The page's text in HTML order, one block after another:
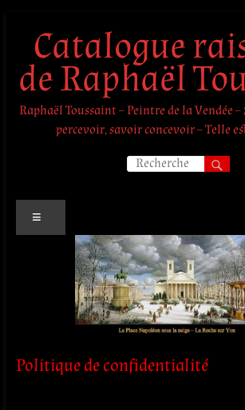
contenuCatalogue
de Raphaël
Raphaël Toussaint – Peintre de la Vendée
percevoir, savoir concevoir – Telle
Politique de confidentialité